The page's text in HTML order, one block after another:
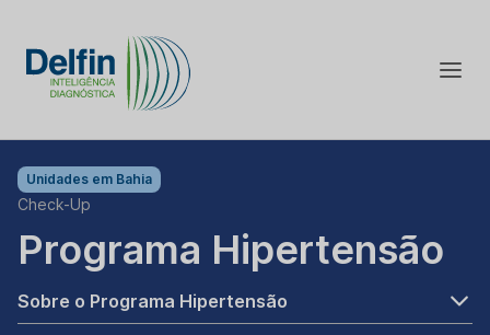
Unidades em Bahia
Check-Up
Programa Hipertensão
Sobre o Programa Hipertensão